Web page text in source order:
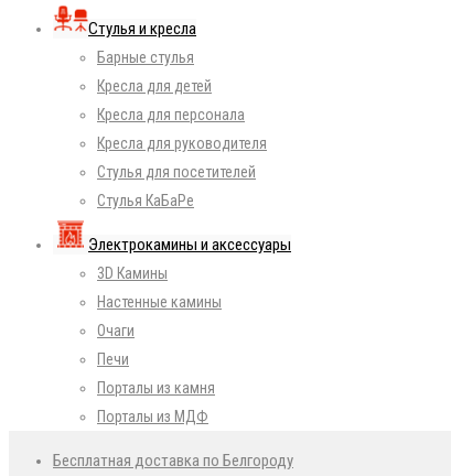
Стулья и кресла
Барные стулья
Кресла для детей
Кресла для персонала
Кресла для руководителя
Стулья для посетителей
Стулья КаБаРе
Электрокамины и аксессуары
3D Камины
Настенные камины
Очаги
Печи
Порталы из камня
Порталы из МДФ
Бесплатная доставка по Белгороду